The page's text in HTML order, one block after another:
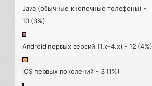
Java (обычные кнопочные телефоны) -
10 (3%)
Android первых версий (1.x–4.x) - 12 (4%)
iOS первых поколений - 3 (1%)